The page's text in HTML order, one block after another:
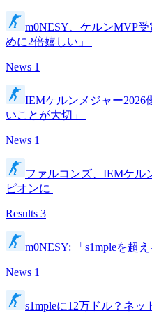
m0NESY、ケルンMVP
めに2倍嬉しい」
News 1
IEMケルンメジャー2026
いことが大切」
News 1
ファルコンズ、IEMケル
ピオンに
Results 3
m0NESY: 「s1mpleを超
News 1
s1mpleに12万ドル？ネッ